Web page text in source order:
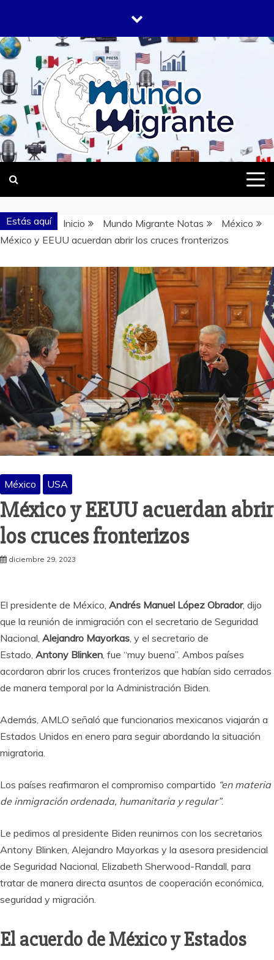
contenido
MUNDO
MIGRANTE
DONDE TODOS SOMOS MIGRANTES
Estás aquí Inicio Mundo Migrante Notas
México
México y EEUU acuerdan abrir los cruces fronterizos
México USA
México y EEUU acuerdan abrir
los cruces fronterizos
diciembre 29, 2023
El presidente de México, Andrés Manuel López Obrador, dijo
que la reunión de inmigración con el secretario de Seguridad
Nacional, Alejandro Mayorkas, y el secretario de
Estado, Antony Blinken, fue “muy buena”. Ambos países
acordaron abrir los cruces fronterizos que habían sido cerrados
de manera temporal por la Administración Biden.
Además, AMLO señaló que funcionarios mexicanos viajarán a
Estados Unidos en enero para seguir abordando la situación
migratoria.
Los países reafirmaron el compromiso compartido “en materia
de inmigración ordenada, humanitaria y regular”.
Le pedimos al presidente Biden reunirnos con los secretarios
Antony Blinken, Alejandro Mayorkas y la asesora presidencial
de Seguridad Nacional, Elizabeth Sherwood-Randall, para
tratar de manera directa asuntos de cooperación económica,
seguridad y migración.
El acuerdo de México y Estados